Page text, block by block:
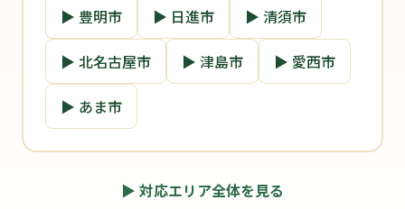
▶ 豊明市 ▶ 日進市 ▶ 清須市
▶ 北名古屋市 ▶ 津島市 ▶ 愛西市
▶ あま市
▶ 対応エリア全体を見る